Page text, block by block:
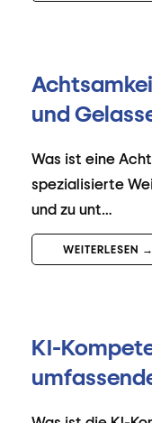
und
Was ist eine
spezialisierte
und zu unt…
WEITERLESEN →
KI-